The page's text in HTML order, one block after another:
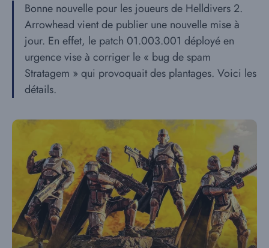
Bonne nouvelle pour les joueurs de Helldivers 2.
Arrowhead vient de publier une nouvelle mise à
jour. En effet, le patch 01.003.001 déployé en
urgence vise à corriger le « bug de spam
Stratagem » qui provoquait des plantages. Voici les
détails.